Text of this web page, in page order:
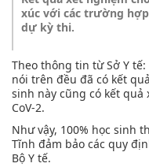
xúc với các trường
dự kỳ thi.
Theo thông tin từ Sở Y
nói trên đều đã có kết
sinh này cũng có kết quả
CoV-2.
Như vậy, 100% học sinh
Tĩnh đảm bảo các quy
Bộ Y tế.